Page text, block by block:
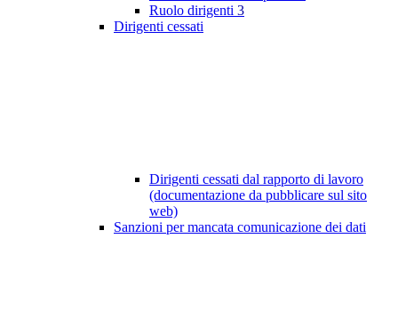
Ruolo dirigenti 3
Dirigenti cessati
Dirigenti cessati dal rapporto di lavoro
(documentazione da pubblicare sul sito
web)
Sanzioni per mancata comunicazione dei dati